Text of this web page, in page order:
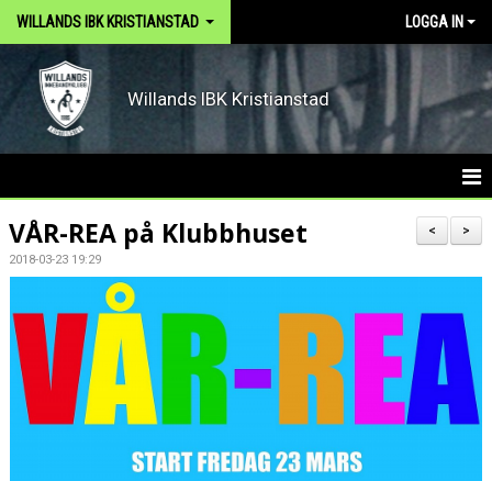
WILLANDS IBK KRISTIANSTAD LOGGA IN
Willands IBK Kristianstad
HEM
ARKIV
DOKUMENT
OM KLUBBEN
KONTAKT
>
<
VÅR-REA på Klubbhuset
2018-03-23 19:29